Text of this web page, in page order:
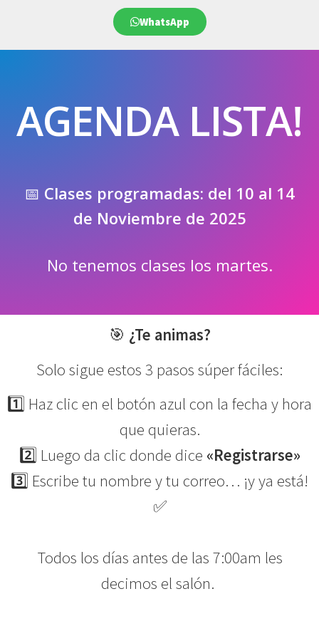
WhatsApp
AGENDA LISTA!
📅 Clases programadas: del 10 al 14
de Noviembre de 2025
No tenemos clases los martes.
🎯 ¿Te animas?
Solo sigue estos 3 pasos súper fáciles:
1️⃣ Haz clic en el botón azul con la fecha y hora
que quieras.
2️⃣ Luego da clic donde dice «Registrarse»
3️⃣ Escribe tu nombre y tu correo… ¡y ya está!
✅
Todos los días antes de las 7:00am les
decimos el salón.